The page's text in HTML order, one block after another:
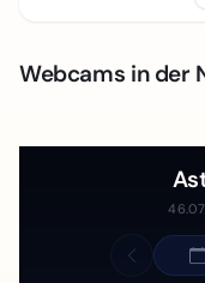
Webcams in der